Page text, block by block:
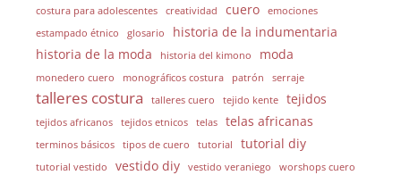
costura para adolescentes creatividad cuero
emociones
estampado étnico
glosario
historia de la indumentaria
historia de la moda
historia del kimono moda
monedero cuero monográficos costura patrón serraje
talleres costura talleres cuero tejido kente tejidos
tejidos africanos tejidos etnicos telas telas africanas
terminos básicos tipos de cuero tutorial tutorial diy
tutorial vestido vestido diy vestido veraniego worshops cuero